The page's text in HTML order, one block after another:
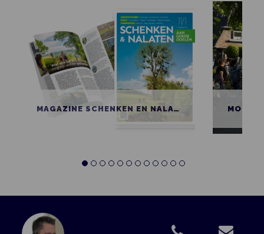
MAGAZINE SCHENKEN EN NALATEN AAN GOEDE DOELEN